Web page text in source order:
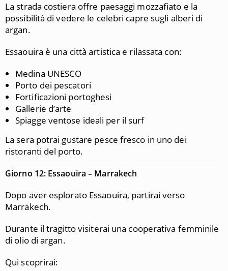
La strada costiera offre paesaggi mozzafiato e la
possibilità di vedere le celebri capre sugli alberi di
argan.
Essaouira è una città artistica e rilassata con:
Medina UNESCO
Porto dei pescatori
Fortificazioni portoghesi
Gallerie d’arte
Spiagge ventose ideali per il surf
La sera potrai gustare pesce fresco in uno dei
ristoranti del porto.
Giorno 12: Essaouira – Marrakech
Dopo aver esplorato Essaouira, partirai verso
Marrakech.
Durante il tragitto visiterai una cooperativa femminile
di olio di argan.
Qui scoprirai: